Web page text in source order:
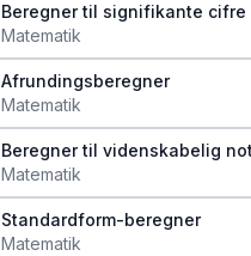
Beregner til signifikante cifre
Matematik
Afrundingsberegner
Matematik
Beregner til videnskabelig
Matematik
Standardform-beregner
Matematik